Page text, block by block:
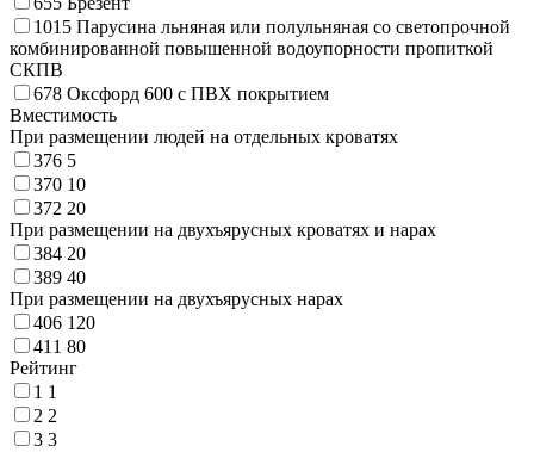
1015 Парусина льняная или полульняная со светопрочной
комбинированной повышенной водоупорности пропиткой
СКПВ
678 Оксфорд 600 с ПВХ покрытием
Вместимость
При размещении людей на отдельных кроватях
376 5
370 10
372 20
При размещении на двухъярусных кроватях и нарах
384 20
389 40
При размещении на двухъярусных нарах
406 120
411 80
Рейтинг
1 1
2 2
3 3